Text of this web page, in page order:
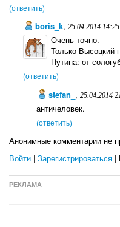
(ответить)
boris_k, 25.04.2014 14:25
Очень точно.
Только Высоцкий
Путина: от
(ответить)
stefan_ ,25.04.2014
античеловек.
(ответить)
Анонимные комментарии не
Войти | Зарегистрироваться |
РЕКЛАМА